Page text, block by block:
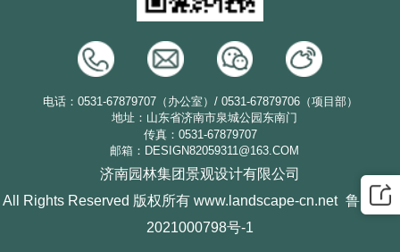
电话：0531-67879707（办公室）/ 0531-67879706（项目部）
地址：山东省济南市泉城公园东南门
传真：0531-67879707
邮箱：DESIGN82059311@163.COM
济南园林集团景观设计有限公司
All Rights Reserved 版权所有 www.landscape-cn.net 鲁ICP备
2021000798号-1